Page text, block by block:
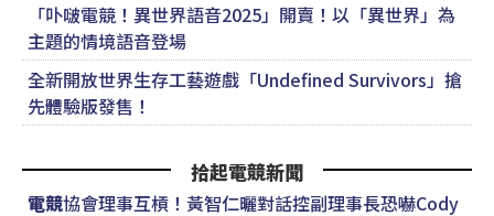
「卟啵電競！異世界語音2025」開賣！以「異世界」為
主題的情境語音登場
全新開放世界生存工藝遊戲「Undefined Survivors」搶
先體驗版發售！
拾起電競新聞
電競協會理事互槓！黃智仁曬對話控副理事長恐嚇Cody